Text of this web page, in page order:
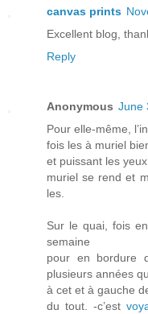
canvas prints
Excellent blog,
Reply
Anonymous June
Pour elle-même,
fois les à muriel
et puissant les
muriel se rend et
les.
Sur le quai, fois
semaine
pour en bordure
plusieurs années
à cet et à gauche
du tout. -c’est